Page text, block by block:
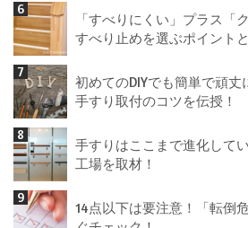
「すべりにくい」プラス「
すべり止めを選ぶポイント
初めてのDIYでも簡単で頑
手すり取付のコツを伝授！
手すりはここまで進化して
工場を取材！
14点以下は要注意！「転倒